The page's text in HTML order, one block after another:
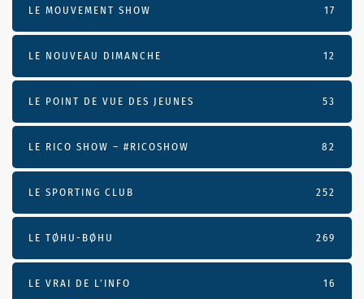
LE MOUVEMENT SHOW 17
LE NOUVEAU DIMANCHE 12
LE POINT DE VUE DES JEUNES 53
LE RICO SHOW – #RICOSHOW 82
LE SPORTING CLUB 252
LE TØHU-BØHU 269
LE VRAI DE L’INFO 16